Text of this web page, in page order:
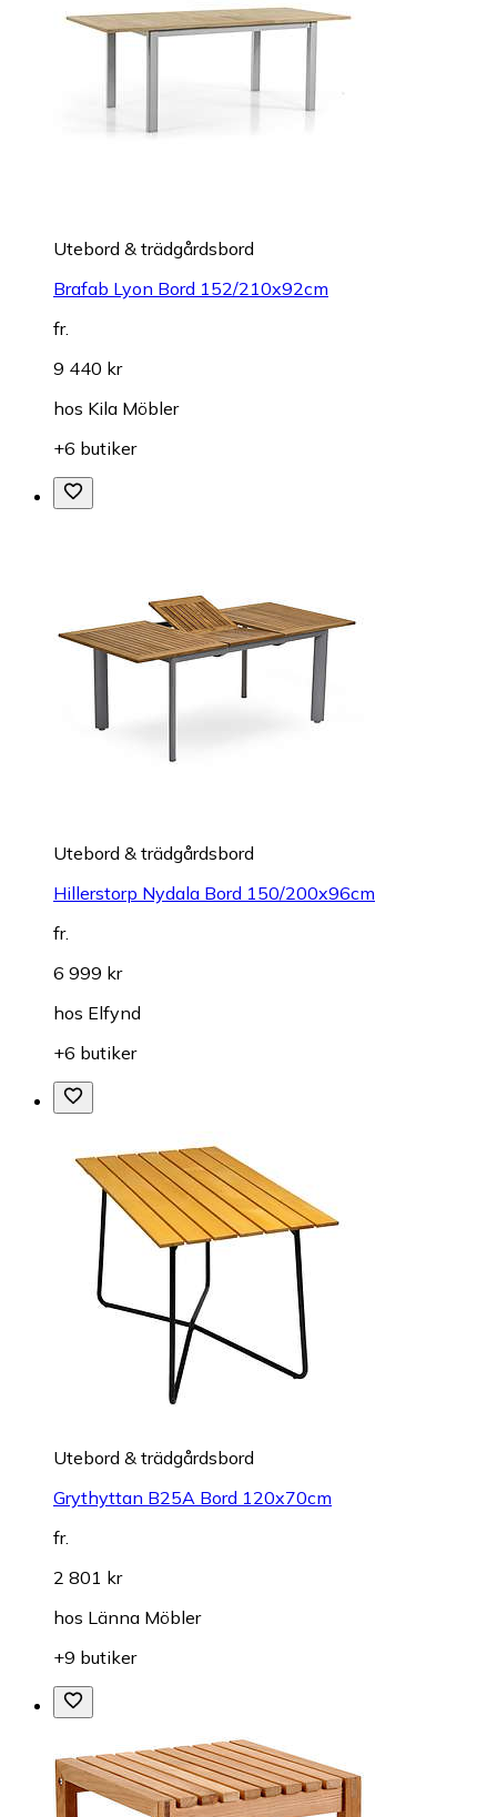
Utebord & trädgårdsbord
Brafab Lyon Bord 152/210x92cm
fr.
9 440 kr
hos Kila Möbler
+6 butiker
Utebord & trädgårdsbord
Hillerstorp Nydala Bord 150/200x96cm
fr.
6 999 kr
hos Elfynd
+6 butiker
Utebord & trädgårdsbord
Grythyttan B25A Bord 120x70cm
fr.
2 801 kr
hos Länna Möbler
+9 butiker